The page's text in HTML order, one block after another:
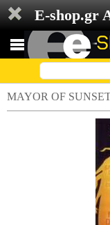
E-shop.gr
MAYOR OF